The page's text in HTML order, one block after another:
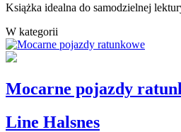
Książka idealna do samodzielnej
W kategorii
Mocarne pojazdy
Line Halsnes